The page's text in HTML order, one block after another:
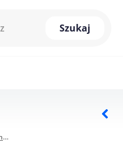
Szukaj
Prace konserwacyjne na przejściu granicznym Hagenwerder-Radomierzyce